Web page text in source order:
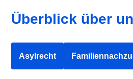
Überblick über
Asylrecht